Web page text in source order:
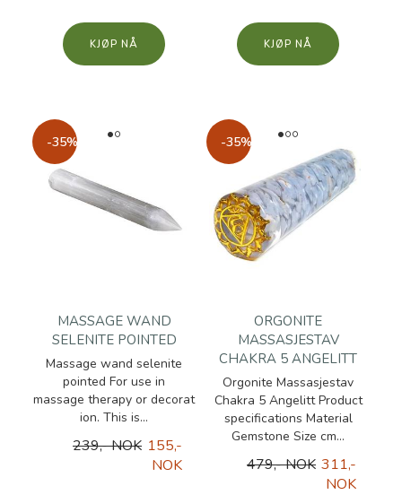
KJØP KJØP
-35%
MASSAGE WAND
SELENITE POINTED
Massage wand selenite
pointed For use in
massage therapy or decorat
ion. This is...
239,- NOK 155,-
NOK
-35%
ORGONITE
MASSASJESTAV
CHAKRA 5 ANGELITT
Orgonite Massasjestav
Chakra 5 Angelitt Product
specifications Material
Gemstone Size cm...
479,- NOK 311,-
NOK